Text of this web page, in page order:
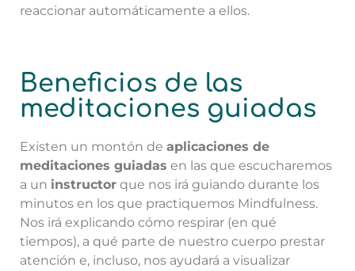
reaccionar automáticamente a ellos.
Beneficios de las
meditaciones guiadas
Existen un montón de aplicaciones de
meditaciones guiadas en las que escucharemos
a un instructor que nos irá guiando durante los
minutos en los que practiquemos Mindfulness.
Nos irá explicando cómo respirar (en qué
tiempos), a qué parte de nuestro cuerpo prestar
atención e, incluso, nos ayudará a visualizar